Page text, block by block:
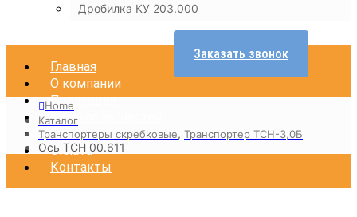
Дробилка КУ 203.000
Главная
О компании
Продукция
Каталог запчастей
Доставка
Оплата
Контакты
Заказать звонок
Home
Каталог
Транспортеры скребковые, Транспортер ТСН-3,0Б
Ось ТСН 00.611